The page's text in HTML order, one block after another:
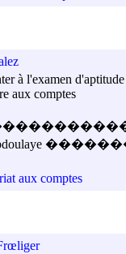
à l'examen d'aptitude
aux comptes
aux comptes